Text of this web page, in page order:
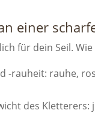
einer
für dein Seil.
-rauheit: rauhe,
des